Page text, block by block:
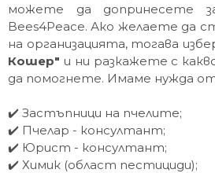
можете да допринесете за
Bees4Peace. Ако желаете да
на организацията, тогава
Кошер" и ни разкажете с
да помогнете. Имаме нужда
✔️ Застъпници на пчелите;
✔️ Пчелар - консултант;
✔️ Юрист - консултант;
✔️ Химик (област пестициди);